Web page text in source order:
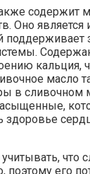
содержит
Оно является
поддерживает
кальция,
масло
в сливочном
здоровье
что
поэтому его